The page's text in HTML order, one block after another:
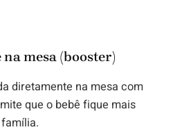
mesa (booster)
diretamente na mesa com
que o bebê fique mais